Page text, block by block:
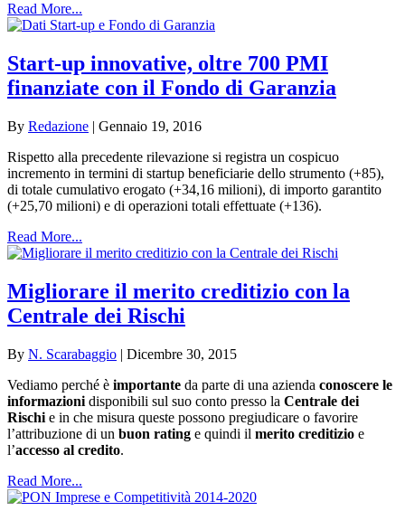
Read More...
Start-up innovative, oltre 700 PMI
finanziate con il Fondo di Garanzia
By Redazione | Gennaio 19, 2016
Rispetto alla precedente rilevazione si registra un cospicuo
incremento in termini di startup beneficiarie dello strumento (+85),
di totale cumulativo erogato (+34,16 milioni), di importo garantito
(+25,70 milioni) e di operazioni totali effettuate (+136).
Read More...
Migliorare il merito creditizio con la
Centrale dei Rischi
By N. Scarabaggio | Dicembre 30, 2015
Vediamo perché è importante da parte di una azienda conoscere le
informazioni disponibili sul suo conto presso la Centrale dei
Rischi e in che misura queste possono pregiudicare o favorire
l’attribuzione di un buon rating e quindi il merito creditizio e
l’accesso al credito.
Read More...